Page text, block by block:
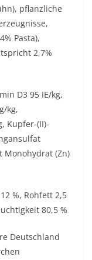
pflanzliche
Pasta),
2,7%
D3 95 IE/kg,
kg,
Kupfer-(II)-
Monohydrat (Zn)
%, Rohfett 2,5
80,5 %
Deutschland